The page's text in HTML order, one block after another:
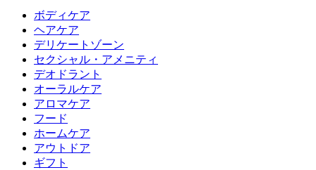
ボディケア
ヘアケア
デリケートゾーン
セクシャル・アメニティ
デオドラント
オーラルケア
アロマケア
フード
ホームケア
アウトドア
ギフト